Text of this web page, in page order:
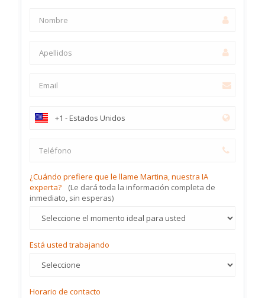
¿Cuándo prefiere que le llame Martina, nuestra IA
experta?
(Le dará toda la información completa de
inmediato, sin esperas)
Está usted trabajando
Horario de contacto